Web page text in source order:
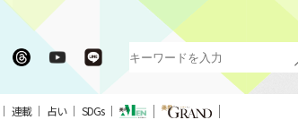
連載 占い SDGs